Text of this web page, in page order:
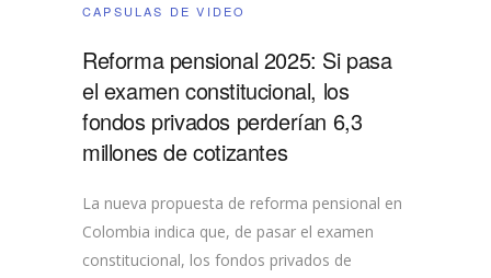
CAPSULAS DE VIDEO
Reforma pensional 2025: Si pasa
el examen constitucional, los
fondos privados perderían 6,3
millones de cotizantes
La nueva propuesta de reforma pensional en
Colombia indica que, de pasar el examen
constitucional, los fondos privados de